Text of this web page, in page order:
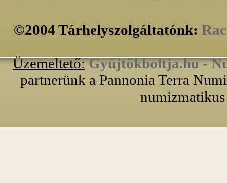
©2004 Tárhelyszolgáltatónk:
Üzemeltető: Gyűjtőkboltja.hu -
partnerünk a Pannonia Terra
numizmatikus